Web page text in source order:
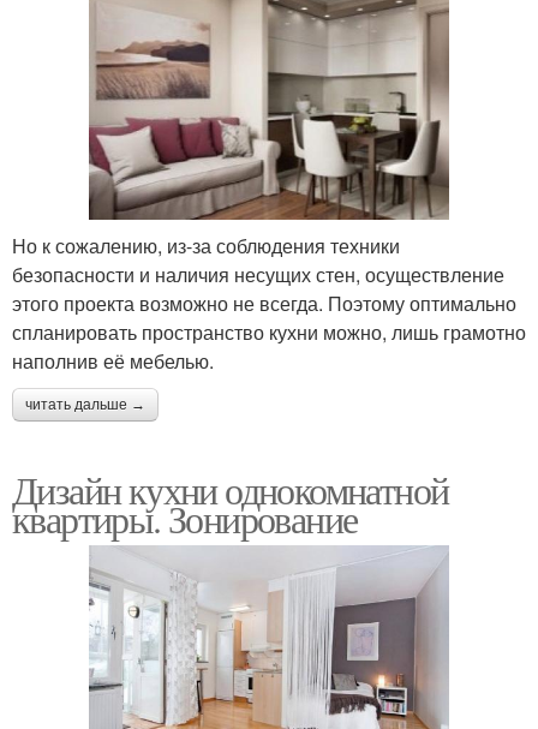
Но к сожалению, из-за соблюдения техники
безопасности и наличия несущих стен, осуществление
этого проекта возможно не всегда. Поэтому оптимально
спланировать пространство кухни можно, лишь грамотно
наполнив её мебелью.
читать дальше →
Дизайн кухни однокомнатной
квартиры. Зонирование